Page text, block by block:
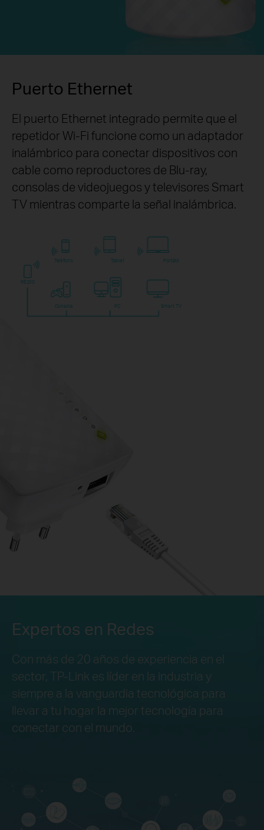
Puerto Ethernet
El puerto Ethernet integrado permite que el
repetidor Wi-Fi funcione como un adaptador
inalámbrico para conectar dispositivos con
cable como reproductores de Blu-ray,
consolas de videojuegos y televisores Smart
TV mientras comparte la señal inalámbrica.
RE200
Teléfono Tablet Portátil
Consola PC Smart TV
Expertos en Redes
Con más de 20 años de experiencia en el
sector, TP-Link es líder en la industria y
siempre a la vanguardia tecnológica para
llevar a tu hogar la mejor tecnología para
conectar con el mundo.